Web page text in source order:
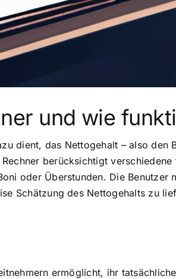
und wie
dient, das Nettogehalt – also
berücksichtigt
oder Überstunden. Die
Schätzung des Nettogehalts zu
ermöglicht, ihr